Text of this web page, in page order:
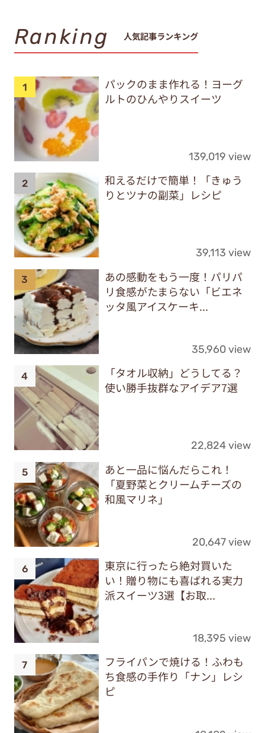
Ranking 人気記事ランキング
パックのまま作れる！ヨーグ
ルトのひんやりスイーツ
139,019 view
和えるだけで簡単！「きゅう
りとツナの副菜」レシピ
39,113 view
あの感動をもう一度！パリパ
リ食感がたまらない「ビエネ
ッタ風アイスケーキ...
35,960 view
「タオル収納」どうしてる？
使い勝手抜群なアイデア7選
22,824 view
あと一品に悩んだらこれ！
「夏野菜とクリームチーズの
和風マリネ」
20,647 view
東京に行ったら絶対買いた
い！贈り物にも喜ばれる実力
派スイーツ3選【お取...
18,395 view
フライパンで焼ける！ふわも
ち食感の手作り「ナン」レシ
ピ